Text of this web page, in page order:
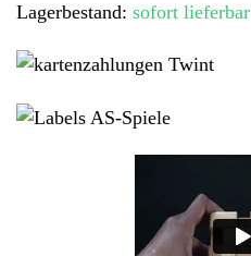
–
Meisterhafte
Herausforderung
Menge
Lagerbestand: sofort lieferbar